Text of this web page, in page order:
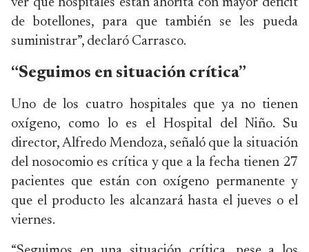
ver qué hospitales están ahorita con mayor déficit
de botellones, para que también se les pueda
suministrar”, declaró Carrasco.
“Seguimos en situación crítica”
Uno de los cuatro hospitales que ya no tienen
oxígeno, como lo es el Hospital del Niño. Su
director, Alfredo Mendoza, señaló que la situación
del nosocomio es crítica y que a la fecha tienen 27
pacientes que están con oxígeno permanente y
que el producto les alcanzará hasta el jueves o el
viernes.